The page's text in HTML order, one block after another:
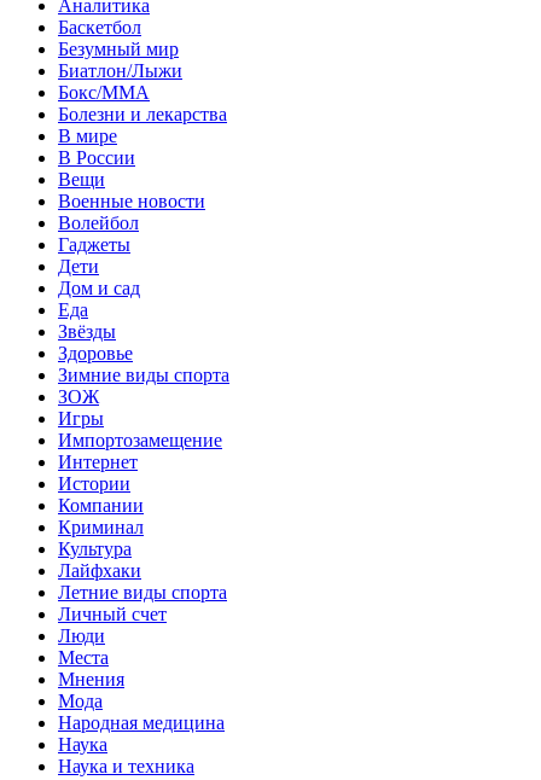
Аналитика
Баскетбол
Безумный мир
Биатлон/Лыжи
Бокс/MMA
Болезни и лекарства
В мире
В России
Вещи
Военные новости
Волейбол
Гаджеты
Дети
Дом и сад
Еда
Звёзды
Здоровье
Зимние виды спорта
ЗОЖ
Игры
Импортозамещение
Интернет
Истории
Компании
Криминал
Культура
Лайфхаки
Летние виды спорта
Личный счет
Люди
Места
Мнения
Мода
Народная медицина
Наука
Наука и техника